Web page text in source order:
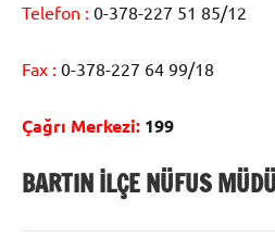
Telefon : 0-378-227 51 85/12
Fax : 0-378-227 64 99/18
Çağrı Merkezi: 199
BARTINİLÇE NÜFUS